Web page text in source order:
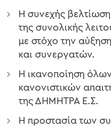
Η συνεχής
της συνολικής
με στόχο την
και συνεργατών.
Η ικανοποίηση
κανονιστικών
της ΔΗΜΗΤΡΑ Ε.Σ.
Η προστασία των